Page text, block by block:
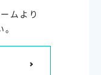
ムより